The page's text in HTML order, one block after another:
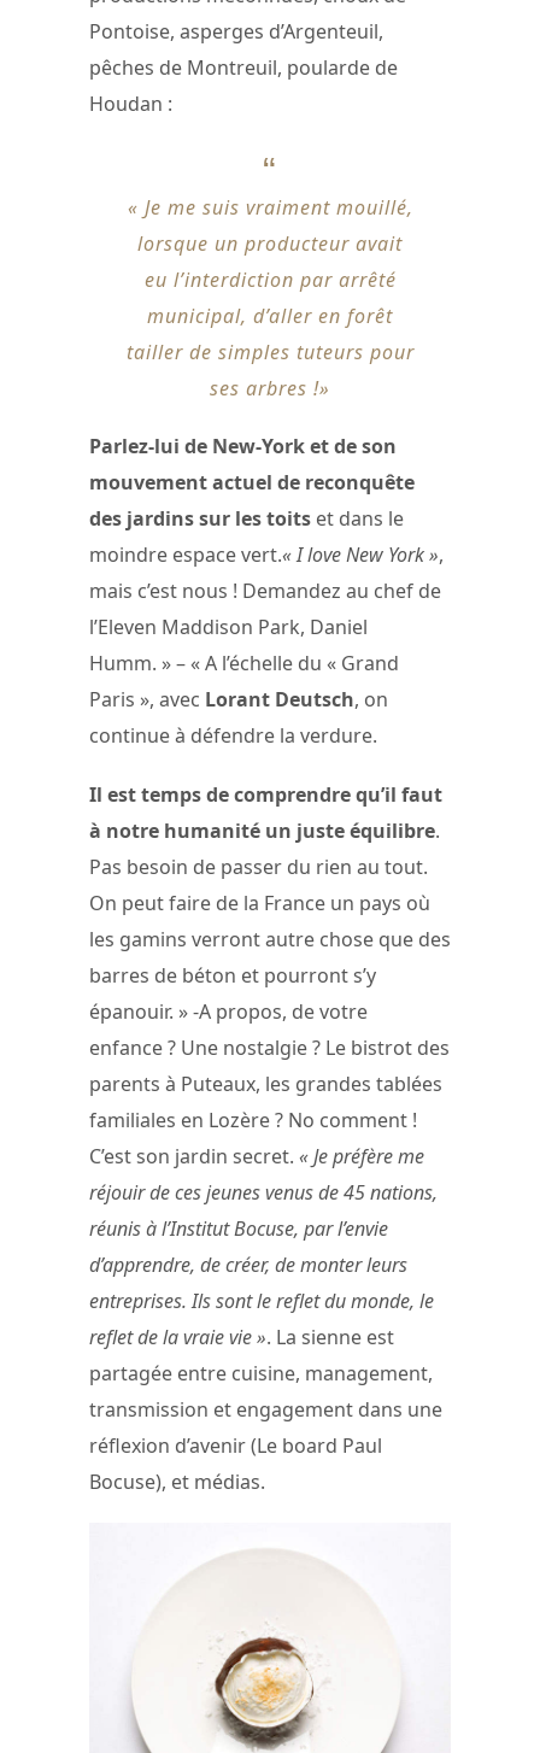
Pontoise, asperges d’Argenteuil,
pêches de Montreuil, poularde de
Houdan :
« Je me suis vraiment mouillé,
lorsque un producteur avait
eu l’interdiction par arrêté
municipal, d’aller en forêt
tailler de simples tuteurs pour
ses arbres !»
Parlez-lui de New-York et de son
mouvement actuel de reconquête
des jardins sur les toits et dans le
moindre espace vert.« I love New York »,
mais c’est nous ! Demandez au chef de
l’Eleven Maddison Park, Daniel
Humm. » – « A l’échelle du « Grand
Paris », avec Lorant Deutsch, on
continue à défendre la verdure.
Il est temps de comprendre qu’il faut
à notre humanité un juste équilibre.
Pas besoin de passer du rien au tout.
On peut faire de la France un pays où
les gamins verront autre chose que des
barres de béton et pourront s’y
épanouir. » -A propos, de votre
enfance ? Une nostalgie ? Le bistrot des
parents à Puteaux, les grandes tablées
familiales en Lozère ? No comment !
C’est son jardin secret. « Je préfère me
réjouir de ces jeunes venus de 45 nations,
réunis à l’Institut Bocuse, par l’envie
d’apprendre, de créer, de monter leurs
entreprises. Ils sont le reflet du monde, le
reflet de la vraie vie ». La sienne est
partagée entre cuisine, management,
transmission et engagement dans une
réflexion d’avenir (Le board Paul
Bocuse), et médias.